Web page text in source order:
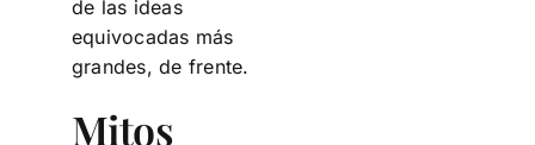
de las ideas
equivocadas más
grandes, de frente.
Mitos